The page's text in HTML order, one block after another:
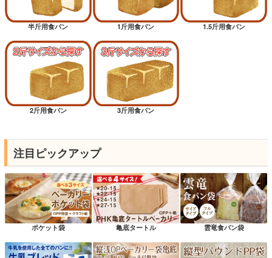
半斤用食パン 1斤用食パン 1.5斤用食パン
2斤用食パン 3斤用食パン
注目ピックアップ
ポケット袋 亀底タートル 雲竜食パン袋